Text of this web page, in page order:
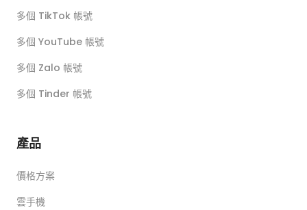
多個 TikTok 帳號
多個 YouTube 帳號
多個 Zalo 帳號
多個 Tinder 帳號
產品
價格方案
雲手機